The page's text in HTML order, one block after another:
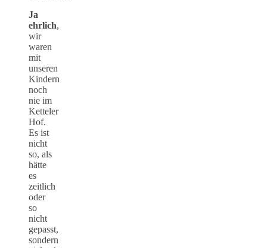
Ja
ehrlich,
wir
waren
mit
unseren
Kindern
noch
nie im
Ketteler
Hof.
Es ist
nicht
so, als
hätte
es
zeitlich
oder
so
nicht
gepasst,
sondern